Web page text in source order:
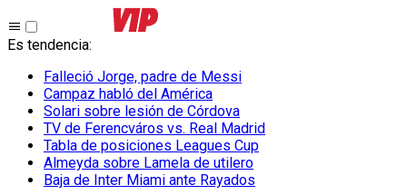
Es tendencia:
Falleció Jorge, padre de Messi
Campaz habló del América
Solari sobre lesión de Córdova
TV de Ferencváros vs. Real Madrid
Tabla de posiciones Leagues Cup
Almeyda sobre Lamela de utilero
Baja de Inter Miami ante Rayados